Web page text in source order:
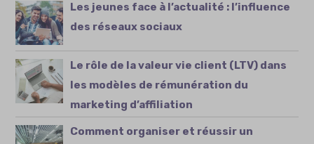
Les jeunes face à l’actualité : l’influence
des réseaux sociaux
Le rôle de la valeur vie client (LTV) dans
les modèles de rémunération du
marketing d’affiliation
Comment organiser et réussir un